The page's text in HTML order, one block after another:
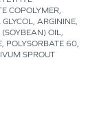
COPOLYMER,
ARGININE,
(SOYBEAN) OIL,
POLYSORBATE 60,
SPROUT